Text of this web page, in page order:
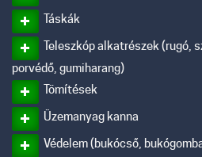
Táskák
Teleszkóp alkatrészek (rugó,
porvédő, gumiharang)
Tömítések
Üzemanyag kanna
Védelem (bukócső,